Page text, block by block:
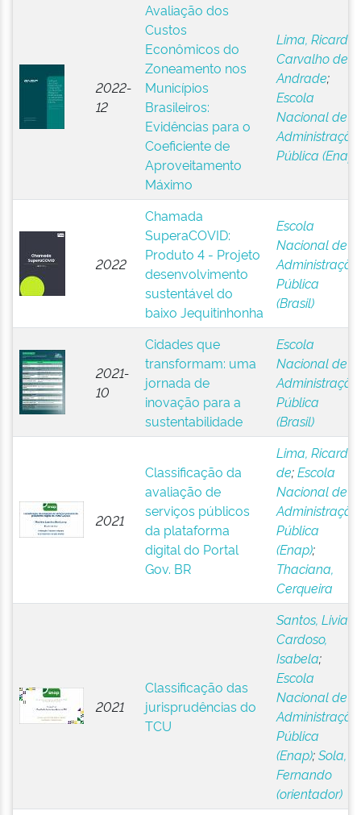
2022-
12
Avaliação dos
Custos
Econômicos do
Zoneamento nos
Municípios
Brasileiros:
Evidências para o
Coeficiente de
Aproveitamento
Máximo
Lima, Ricardo
Carvalho de
Andrade;
Escola
Nacional de
Administração
Pública (Enap)
2022
Chamada
SuperaCOVID:
Produto 4 - Projeto
desenvolvimento
sustentável do
baixo Jequitinhonha
Escola
Nacional de
Administração
Pública
(Brasil)
2021-
10
Cidades que
transformam: uma
jornada de
inovação para a
sustentabilidade
Escola
Nacional de
Administração
Pública
(Brasil)
2021
Classificação da
avaliação de
serviços públicos
da plataforma
digital do Portal
Gov. BR
Lima, Ricardo
de;Escola
Nacional de
Administração
Pública
(Enap);
Thaciana,
Cerqueira
2021
Classificação das
jurisprudências do
TCU
Santos, Livia
Cardoso,
Isabela;
Escola
Nacional de
Administração
Pública
(Enap);Sola,
Fernando
(orientador)